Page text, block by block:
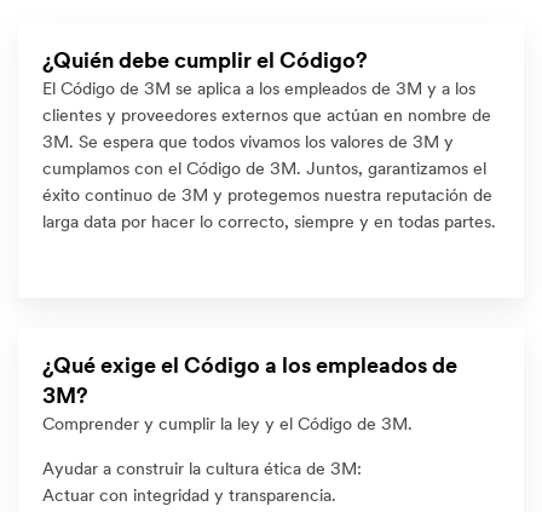
¿Quién debe cumplir el Código?
El Código de 3M se aplica a los empleados de 3M y a los
clientes y proveedores externos que actúan en nombre de
3M. Se espera que todos vivamos los valores de 3M y
cumplamos con el Código de 3M. Juntos, garantizamos el
éxito continuo de 3M y protegemos nuestra reputación de
larga data por hacer lo correcto, siempre y en todas partes.
¿Qué exige el Código a los empleados de
3M?
Comprender y cumplir la ley y el Código de 3M.
Ayudar a construir la cultura ética de 3M:
Actuar con integridad y transparencia.